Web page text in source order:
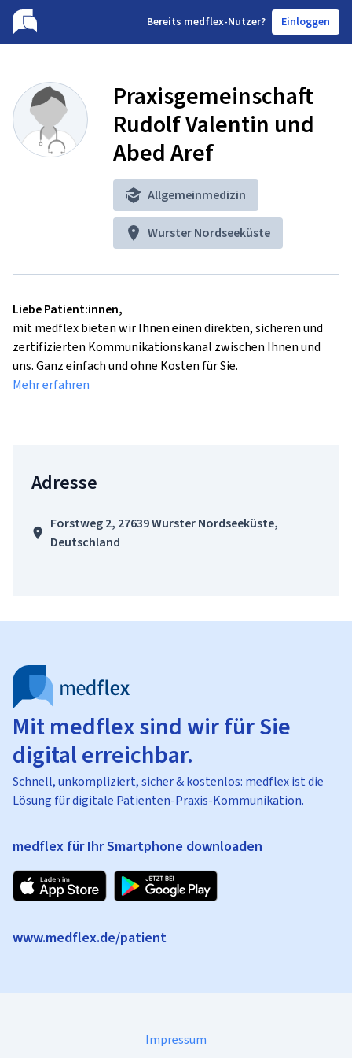
Bereits medflex-Nutzer? Einloggen
Praxisgemeinschaft
Rudolf Valentin und
Abed Aref
Allgemeinmedizin
Wurster Nordseeküste
Liebe Patient:innen,
mit medflex bieten wir Ihnen einen direkten, sicheren und
zertifizierten Kommunikationskanal zwischen Ihnen und
uns. Ganz einfach und ohne Kosten für Sie.
Mehr erfahren
Adresse
Forstweg 2, 27639 Wurster Nordseeküste,
Deutschland
Mit medflex sind wir für Sie
digital erreichbar.
Schnell, unkompliziert, sicher & kostenlos: medflex ist die
Lösung für digitale Patienten-Praxis-Kommunikation.
medflex für Ihr Smartphone downloaden
www.medflex.de/patient
Impressum